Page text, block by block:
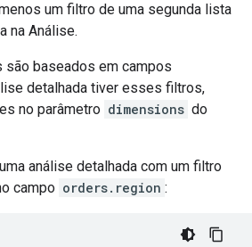
um filtro de uma segunda lista
na Análise.
baseados em campos
detalhada tiver esses filtros,
no parâmetro dimensions do
análise detalhada com um filtro
campo orders.region :